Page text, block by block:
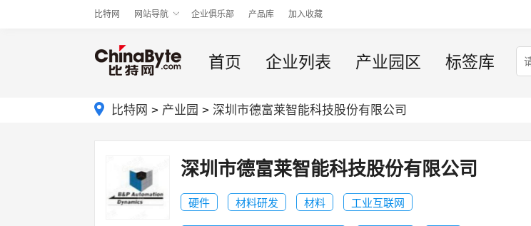
比特网 网站导航 企业俱乐部 产品库 加入收藏
首页 企业列表 产业园区 标签库
比特网 > 产业园 > 深圳市德富莱智能科技股份有限公司
深圳市德富莱智能科技股份有限公司
硬件 材料研发 材料 工业互联网